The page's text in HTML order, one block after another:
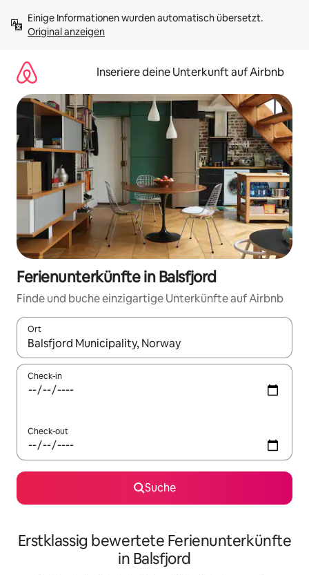
Inhalten
springenOriginal anzeigen
Inseriere deine Unterkunft auf Airbnb
Ferienunterkünfte in Balsfjord
Finde und buche einzigartige Unterkünfte auf Airbnb
Ort
Wenn Ergebnisse verfügbar sind, navigiere mit den
Check-in
Check-out
Suche
Erstklassig bewertete Ferienunterkünfte
in Balsfjord